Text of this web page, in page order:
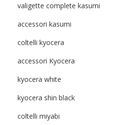
valigette complete kasumi
accessori kasumi
coltelli kyocera
accessori Kyocera
kyocera white
kyocera shin black
coltelli miyabi